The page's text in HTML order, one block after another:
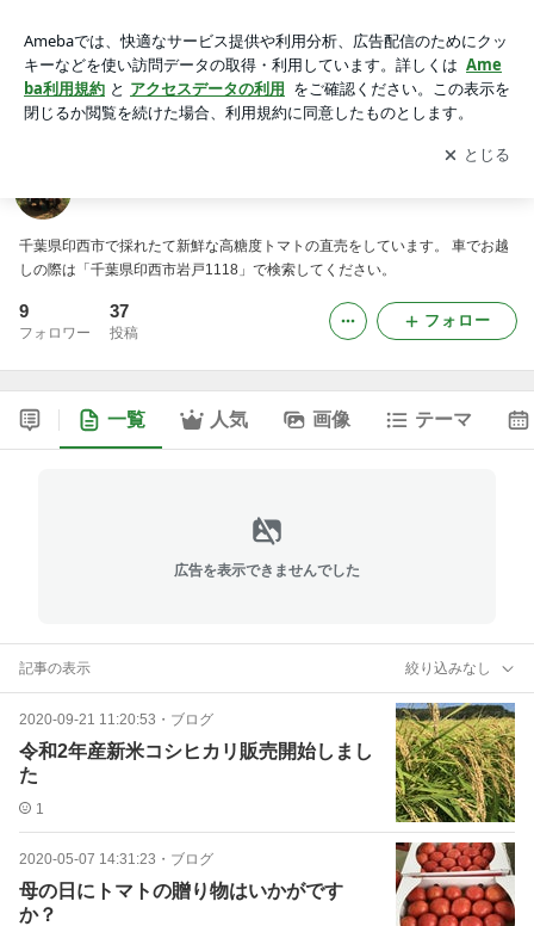
アプリをダウンロードして ブログの更新通知
を受け取りまし
ょう。
開く
千葉県印西市で採れたて新鮮な高糖度トマトの直売をしています。 車でお越
しの際は「千葉県印西市岩戸1118」で検索してください。
9
フォロワー
37
投稿
フォロー
一覧 人気 画像 テーマ
広告を表示できませんでした
記事の表示 絞り込みなし
2020-09-21 11:20:53 ・ ブログ
令和2年産新米コシヒカリ販売開始しまし
た
1
2020-05-07 14:31:23 ・ ブログ
母の日にトマトの贈り物はいかがです
か？